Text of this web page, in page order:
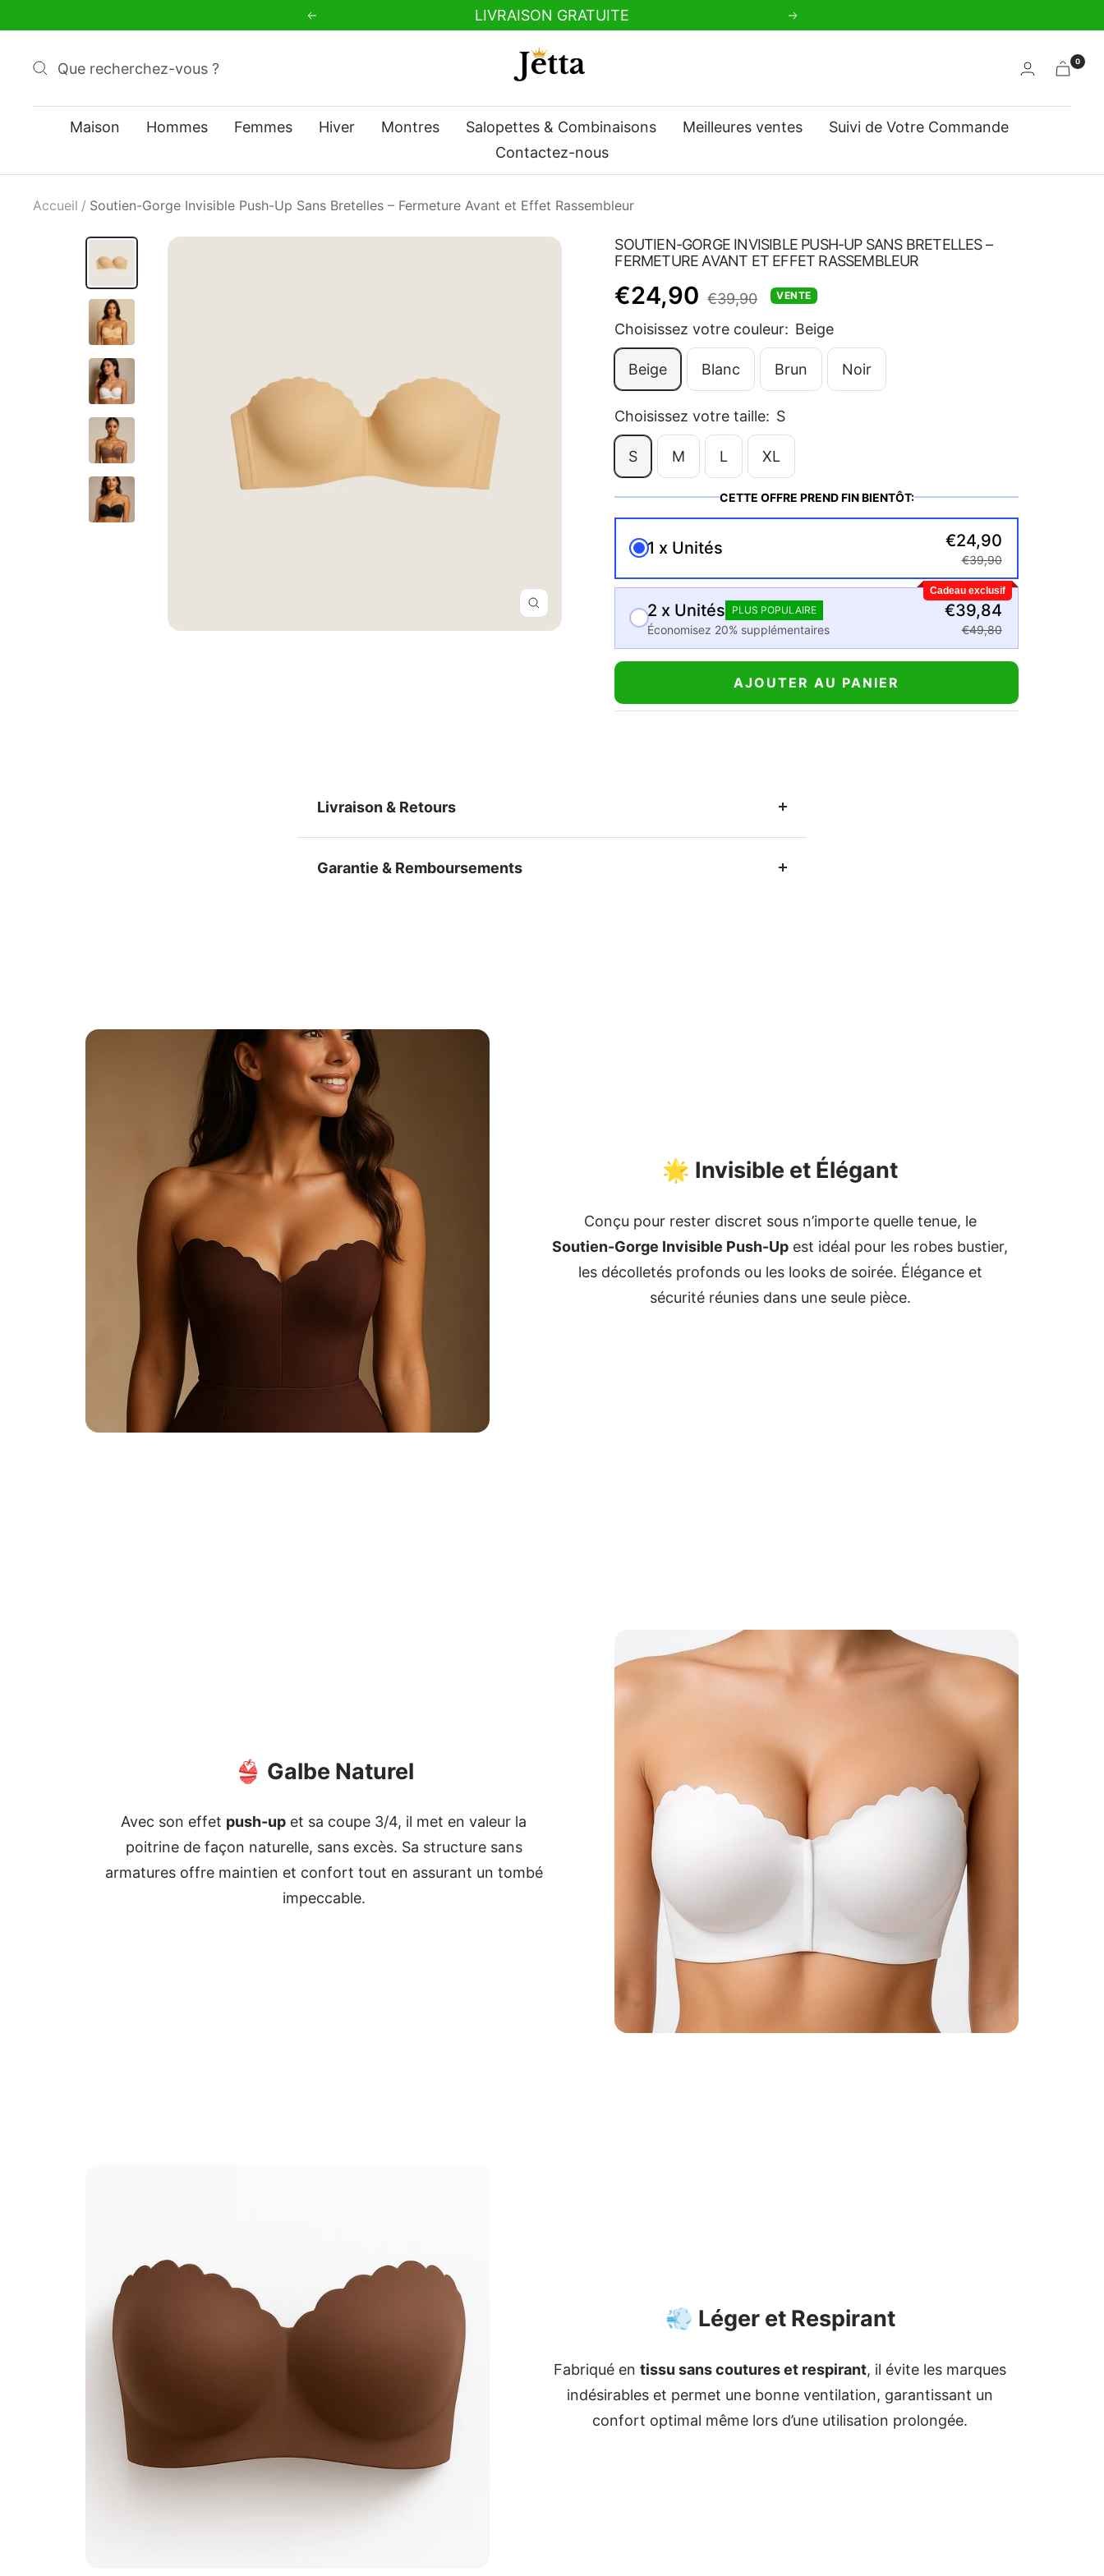
contenu
Précédent LIVRAISON GRATUITE Suivant
Jetta 0
Maison Hommes Femmes Hiver Montres Salopettes & Combinaisons Meilleures ventes
Suivi de Votre Commande
Contactez-nous
Accueil Soutien-Gorge Invisible Push-Up Sans Bretelles – Fermeture Avant et Effet Rassembleur
Zoom
SOUTIEN-GORGE INVISIBLE PUSH-UP SANS BRETELLES –
FERMETURE AVANT ET EFFET RASSEMBLEUR
Prix
de
vente
€24,90 Prix
normal
€39,90 VENTE
Choisissez votre couleur: Beige
Beige Blanc Brun Noir
Choisissez votre taille: S
S M L XL
CETTE OFFRE PREND FIN BIENTÔT:
1 x Unités €24,90
€39,90
Cadeau exclusif
2 x Unités PLUS POPULAIRE
Économisez 20% supplémentaires
€39,84
€49,80
AJOUTER AU PANIER
Livraison & Retours
Garantie & Remboursements
🌟 Invisible et Élégant
Conçu pour rester discret sous n’importe quelle tenue, le
Soutien-Gorge Invisible Push-Up est idéal pour les robes bustier,
les décolletés profonds ou les looks de soirée. Élégance et
sécurité réunies dans une seule pièce.
👙 Galbe Naturel
Avec son effet push-up et sa coupe 3/4, il met en valeur la
poitrine de façon naturelle, sans excès. Sa structure sans
armatures offre maintien et confort tout en assurant un tombé
impeccable.
💨 Léger et Respirant
Fabriqué entissu sans coutures et respirant, il évite les marques
indésirables et permet une bonne ventilation, garantissant un
confort optimal même lors d’une utilisation prolongée.